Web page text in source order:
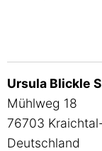
Ursula Blickle
Mühlweg 18
76703
Deutschland